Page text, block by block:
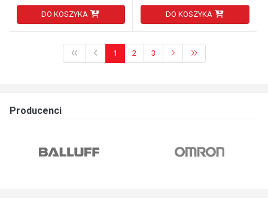
DO KOSZYKA DO KOSZYKA
1 2 3
Producenci